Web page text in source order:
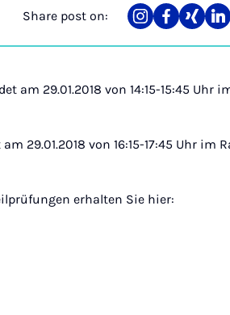
Share post on:
Share
on
Teilen
auf
Teilen
auf
29.01.2018 von 14:15-15:45 Uhr
29.01.2018 von 16:15-17:45 Uhr im
erhalten Sie hier: